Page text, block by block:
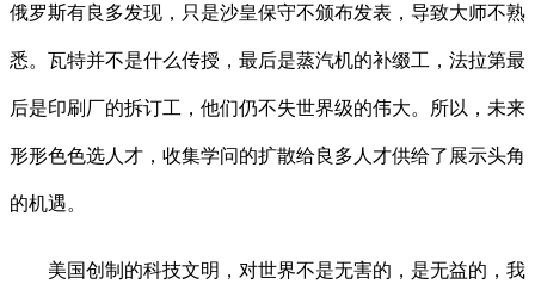
俄罗斯有良多发现，只是沙皇保守不颁布发表，导致大师不熟
悉。瓦特并不是什么传授，最后是蒸汽机的补缀工，法拉第最
后是印刷厂的拆订工，他们仍不失世界级的伟大。所以，未来
形形色色选人才，收集学问的扩散给良多人才供给了展示头角
的机遇。
美国创制的科技文明，对世界不是无害的，是无益的，我